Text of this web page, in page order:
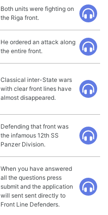
Both units were fighting on
the Riga front.
He ordered an attack along
the entire front.
Classical inter-State wars
with clear front lines have
almost disappeared.
Defending that front was
the infamous 12th SS
Panzer Division.
When you have answered
all the questions press
submit and the application
will sent sent directly to
Front Line Defenders.